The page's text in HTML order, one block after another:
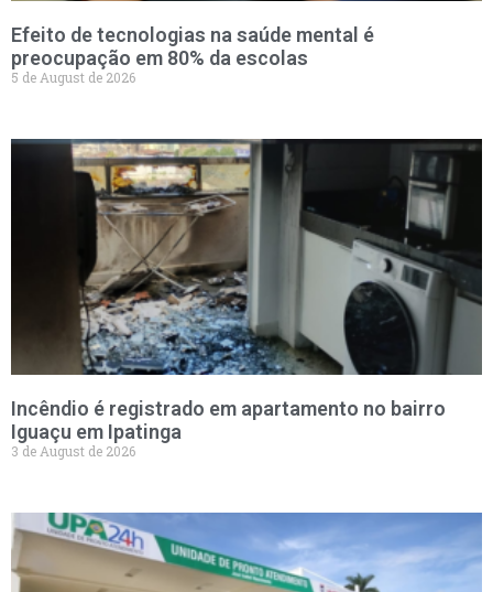
Efeito de tecnologias na saúde mental é
preocupação em 80% da escolas
5 de August de 2026
Incêndio é registrado em apartamento no bairro
Iguaçu em Ipatinga
3 de August de 2026